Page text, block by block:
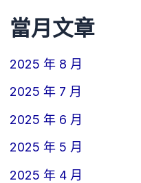
當月文章
2025 年 8 月
2025 年 7 月
2025 年 6 月
2025 年 5 月
2025 年 4 月